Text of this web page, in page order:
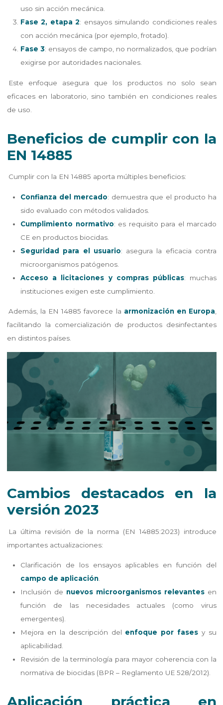
uso sin acción mecánica.
Fase 2, etapa 2: ensayos simulando condiciones reales
con acción mecánica (por ejemplo, frotado).
Fase 3: ensayos de campo, no normalizados, que podrían
exigirse por autoridades nacionales.
Este enfoque asegura que los productos no solo sean
eficaces en laboratorio, sino también en condiciones reales
de uso.
Beneficios de cumplir con la
EN 14885
Cumplir con la EN 14885 aporta múltiples beneficios:
Confianza del mercado: demuestra que el producto ha
sido evaluado con métodos validados.
Cumplimiento normativo: es requisito para el marcado
CE en productos biocidas.
Seguridad para el usuario: asegura la eficacia contra
microorganismos patógenos.
Acceso a licitaciones y compras públicas: muchas
instituciones exigen este cumplimiento.
Además, la EN 14885 favorece la armonización en Europa
facilitando la comercialización de productos desinfectantes
en distintos países.
Cambios destacados en la
versión 2023
La última revisión de la norma (EN 14885:2023) introduce
importantes actualizaciones:
Clarificación de los ensayos aplicables en función del
campo de aplicación.
Inclusión de nuevos microorganismos relevantesen
función de las necesidades actuales (como virus
emergentes).
Mejora en la descripción del enfoque por fasesy su
aplicabilidad.
Revisión de la terminología para mayor coherencia con la
normativa de biocidas (BPR – Reglamento UE 528/2012).
Aplicación práctica en